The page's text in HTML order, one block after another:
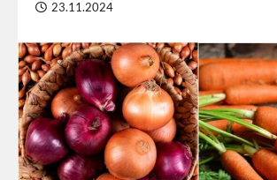
23.11.2024